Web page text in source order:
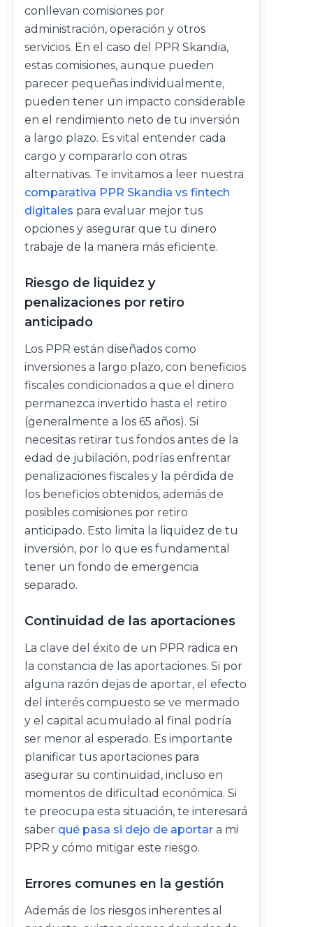
conllevan comisiones por
administración, operación y otros
servicios. En el caso del PPR Skandia,
estas comisiones, aunque pueden
parecer pequeñas individualmente,
pueden tener un impacto considerable
en el rendimiento neto de tu inversión
a largo plazo. Es vital entender cada
cargo y compararlo con otras
alternativas. Te invitamos a leer nuestra
comparativa PPR Skandia vs fintech
digitales para evaluar mejor tus
opciones y asegurar que tu dinero
trabaje de la manera más eficiente.
Riesgo de liquidez y
penalizaciones por retiro
anticipado
Los PPR están diseñados como
inversiones a largo plazo, con beneficios
fiscales condicionados a que el dinero
permanezca invertido hasta el retiro
(generalmente a los 65 años). Si
necesitas retirar tus fondos antes de la
edad de jubilación, podrías enfrentar
penalizaciones fiscales y la pérdida de
los beneficios obtenidos, además de
posibles comisiones por retiro
anticipado. Esto limita la liquidez de tu
inversión, por lo que es fundamental
tener un fondo de emergencia
separado.
Continuidad de las aportaciones
La clave del éxito de un PPR radica en
la constancia de las aportaciones. Si por
alguna razón dejas de aportar, el efecto
del interés compuesto se ve mermado
y el capital acumulado al final podría
ser menor al esperado. Es importante
planificar tus aportaciones para
asegurar su continuidad, incluso en
momentos de dificultad económica. Si
te preocupa esta situación, te interesará
saber qué pasa si dejo de aportar a mi
PPR y cómo mitigar este riesgo.
Errores comunes en la gestión
Además de los riesgos inherentes al